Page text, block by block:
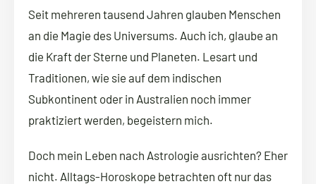
Seit mehreren tausend Jahren glauben Menschen
an die Magie des Universums. Auch ich, glaube an
die Kraft der Sterne und Planeten. Lesart und
Traditionen, wie sie auf dem indischen
Subkontinent oder in Australien noch immer
praktiziert werden, begeistern mich.
Doch mein Leben nach Astrologie ausrichten? Eher
nicht. Alltags-Horoskope betrachten oft nur das